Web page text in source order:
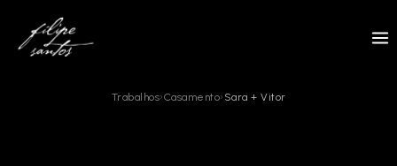
content
Trabalhos›Casamento› Sara + Vitor